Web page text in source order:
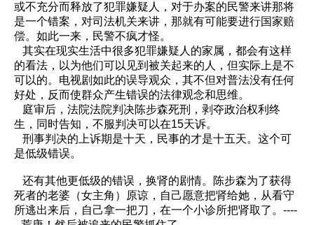
或不充分而释放了犯罪嫌疑人，对于办案的民警来讲那将
是一个错案，对司法机关来讲，那就有可能要进行国家赔
偿。如此一来，民警不疯才怪。
其实在现实生活中很多犯罪嫌疑人的家属，都会有这样
的看法，以为他们可以见到被关起来的人，但实际上是不
可以的。电视剧如此的误导观众，其不但对普法没有任何
好处，反而使群众产生错误的法律观念和思维。
庭审后，法院法院判决陈步森死刑，剥夺政治权利终
生，同时告知，不服判决可以在15天诉。
刑事判决的上诉期是十天，民事的才是十五天。这个可
是低级错误。
还有其他更低级的错误，换肾的剧情。陈步森为了获得
死者的老婆（女主角）原谅，自己愿意把肾给她，从看守
所逃出来后，自己拿一把刀，在一个小诊所把肾取了。----